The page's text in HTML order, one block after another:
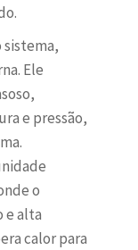
sistema,
Ele
e pressão,
o
e alta
calor para